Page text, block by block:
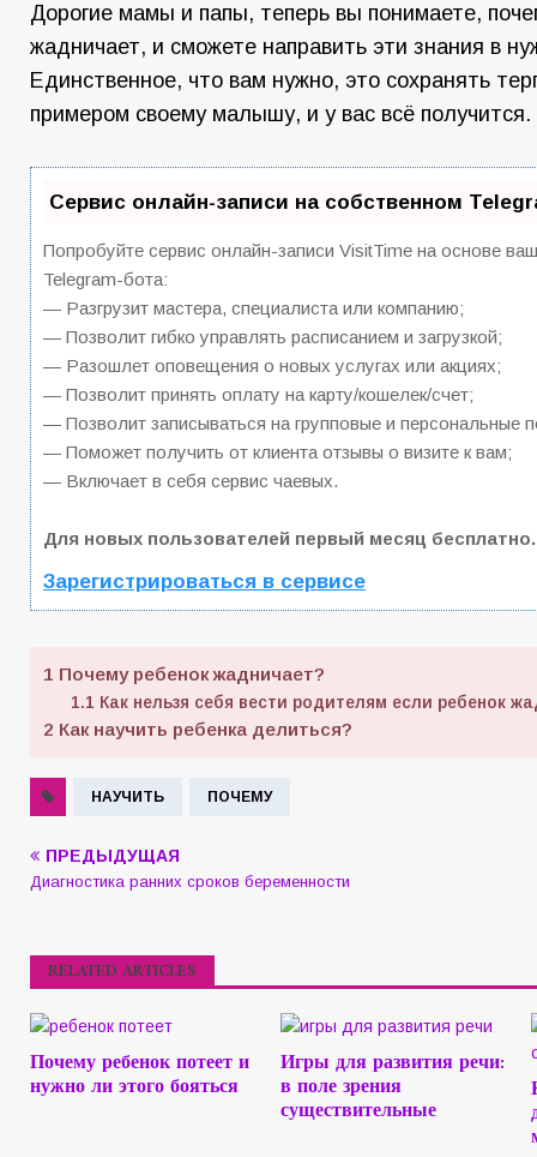
Дорогие мамы и папы, теперь вы понимаете,
жадничает, и сможете направить эти знания в
Единственное, что вам нужно, это сохранять
примером своему малышу, и у вас всё получится.
Сервис онлайн-записи на собственном
Попробуйте сервис онлайн-записи VisitTime на основе
Telegram-бота:
— Разгрузит мастера, специалиста или компанию;
— Позволит гибко управлять расписанием и загрузкой;
— Разошлет оповещения о новых услугах или акциях;
— Позволит принять оплату на карту/кошелек/счет;
— Позволит записываться на групповые и персональные
— Поможет получить от клиента отзывы о визите к вам;
— Включает в себя сервис чаевых.
Для новых пользователей первый месяц бесплатно.
Зарегистрироваться в сервисе
1 Почему ребенок жадничает?
1.1 Как нельзя себя вести родителям если ребенок
2 Как научить ребенка делиться?
НАУЧИТЬ ПОЧЕМУ
ПРЕДЫДУЩАЯ
Диагностика ранних сроков беременности
RELATED ARTICLES
Почему ребенок потеет и
нужно ли этого бояться
Игры для развития речи:
в поле зрения
существительные